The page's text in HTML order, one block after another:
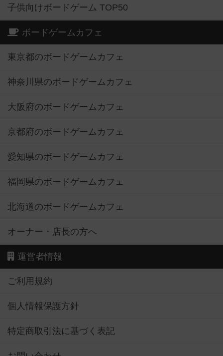
子供向けボードゲーム TOP50
ボードゲームカフェ
東京都のボードゲームカフェ
神奈川県のボードゲームカフェ
大阪府のボードゲームカフェ
京都府のボードゲームカフェ
愛知県のボードゲームカフェ
福岡県のボードゲームカフェ
北海道のボードゲームカフェ
オーナー・店長の方へ
運営者情報
ご利用規約
個人情報保護方針
特定商取引法に基づく表記